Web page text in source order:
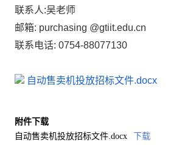
联系人:吴老师
邮箱: purchasing @gtiit.edu.cn
联系电话: 0754-88077130
自动售卖机投放招标文件.docx
附件下载
自动售卖机投放招标文件.docx
下载